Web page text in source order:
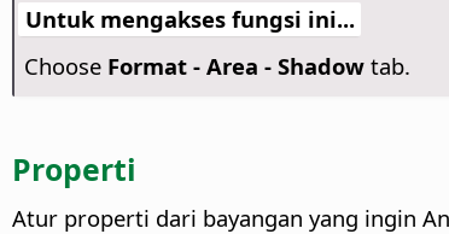
Untuk mengakses fungsi ini...
Choose Format - Area - Shadowtab.
Properti
Atur properti dari bayangan yang ingin